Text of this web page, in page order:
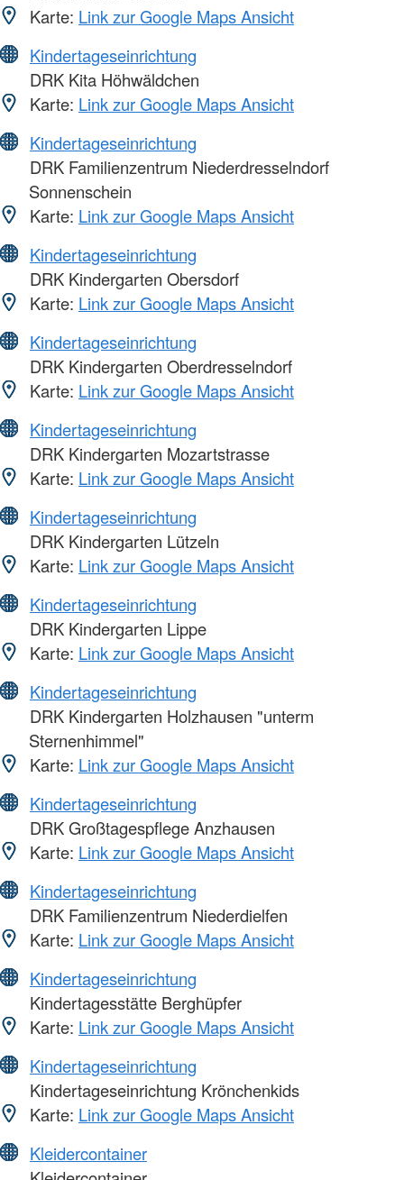
Karte: Link zur Google Maps Ansicht
Kindertageseinrichtung
DRK Kita Höhwäldchen
Karte: Link zur Google Maps Ansicht
Kindertageseinrichtung
DRK Familienzentrum Niederdresselndorf
Sonnenschein
Karte: Link zur Google Maps Ansicht
Kindertageseinrichtung
DRK Kindergarten Obersdorf
Karte: Link zur Google Maps Ansicht
Kindertageseinrichtung
DRK Kindergarten Oberdresselndorf
Karte: Link zur Google Maps Ansicht
Kindertageseinrichtung
DRK Kindergarten Mozartstrasse
Karte: Link zur Google Maps Ansicht
Kindertageseinrichtung
DRK Kindergarten Lützeln
Karte: Link zur Google Maps Ansicht
Kindertageseinrichtung
DRK Kindergarten Lippe
Karte: Link zur Google Maps Ansicht
Kindertageseinrichtung
DRK Kindergarten Holzhausen "unterm
Sternenhimmel"
Karte: Link zur Google Maps Ansicht
Kindertageseinrichtung
DRK Großtagespflege Anzhausen
Karte: Link zur Google Maps Ansicht
Kindertageseinrichtung
DRK Familienzentrum Niederdielfen
Karte: Link zur Google Maps Ansicht
Kindertageseinrichtung
Kindertagesstätte Berghüpfer
Karte: Link zur Google Maps Ansicht
Kindertageseinrichtung
Kindertageseinrichtung Krönchenkids
Karte: Link zur Google Maps Ansicht
Kleidercontainer